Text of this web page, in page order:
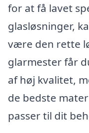
for at få lavet
glasløsninger,
være den rette
glarmester får
af høj kvalitet,
de bedste
passer til dit